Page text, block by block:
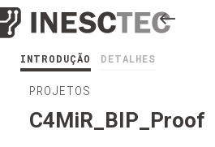
INTRODUÇÃO DETALHES
PROJETOS
C4MiR_BIP_Proof